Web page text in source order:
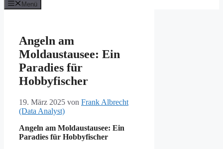
Menü
Angeln am
Moldaustausee: Ein
Paradies für
Hobbyfischer
19. März 2025 von Frank Albrecht
(Data Analyst)
Angeln am Moldaustausee: Ein
Paradies für Hobbyfischer